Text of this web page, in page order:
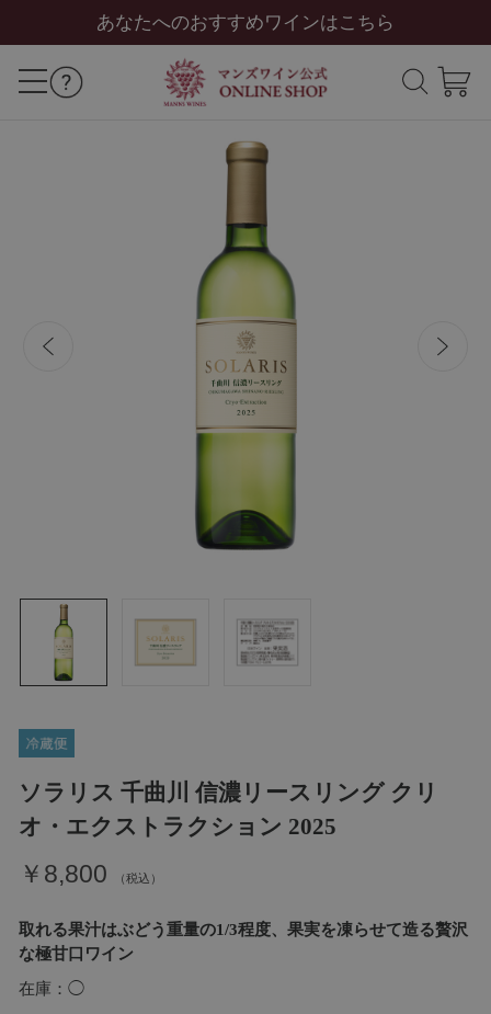
あなたへのおすすめワインはこちら
ソラリス 千曲川 信濃リースリング クリ
オ・エクストラクション 2025
取れる果汁はぶどう重量の1/3程度、果実を凍らせて造る贅沢
な極甘口ワイン
￥8,800
在庫 ◯